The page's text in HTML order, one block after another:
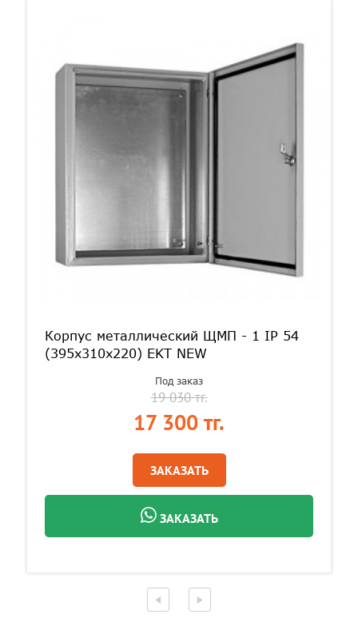
Корпус металлический ЩМП - 1 IP 54
(395х310х220) EKT NEW
Под заказ
19 030 тг.
17 300 тг.
ЗАКАЗАТЬ
ЗАКАЗАТЬ